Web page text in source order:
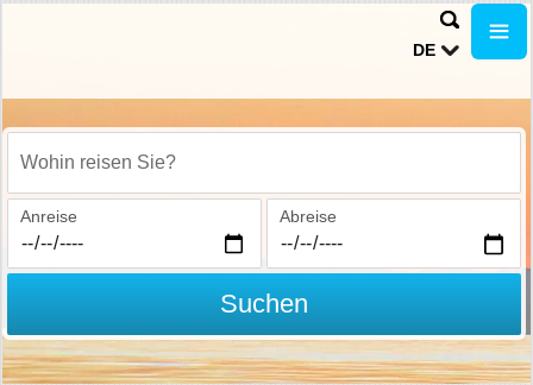
DE
Wohin reisen Sie?
Anreise Abreise
Suchen